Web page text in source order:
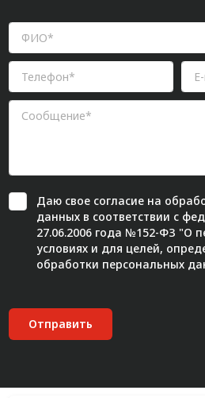
Даю свое согласиена
данных в соответствии с
27.06.2006 года №152-ФЗ "О
условиях и для целей,
обработки персональных
Отправить